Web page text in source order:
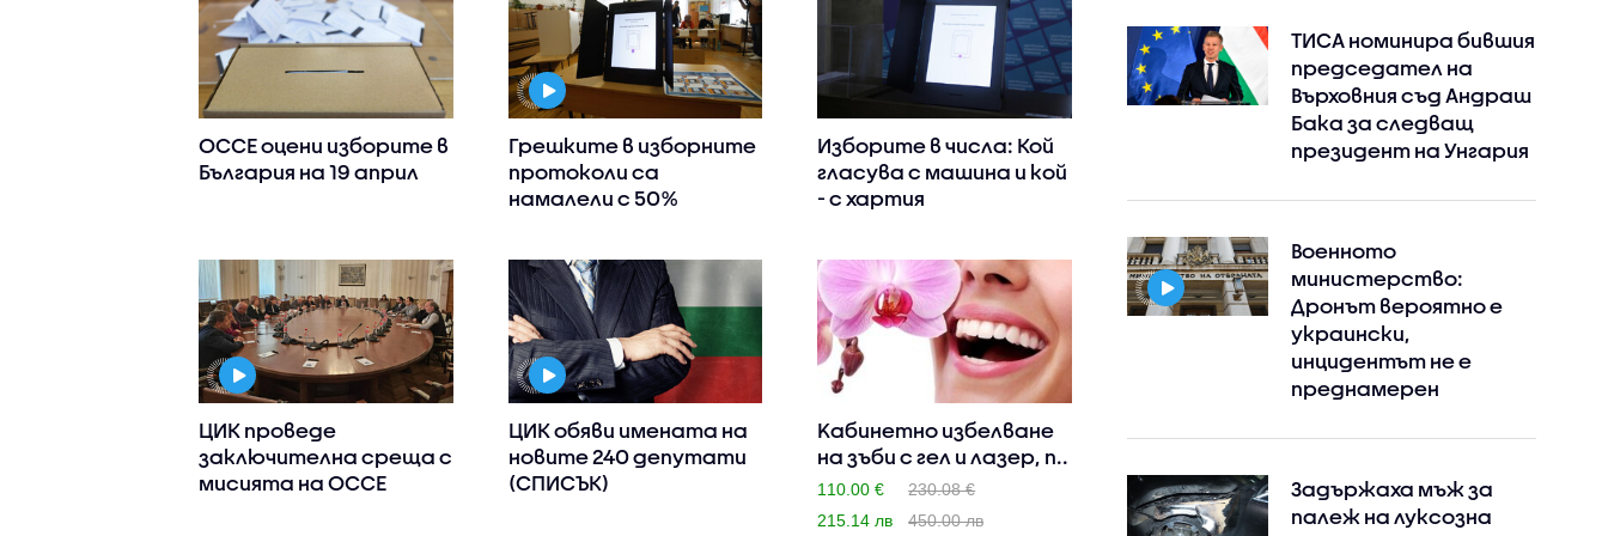
ОССЕ оцени изборите в
България на 19 април
Грешките в изборните
протоколи са
намалели с 50%
Изборите в числа: Кой
гласува с машина и кой
- с хартия
ЦИК проведе
заключителна среща с
мисията на ОССЕ
ЦИК обяви имената на
новите 240 депутати
(СПИСЪК)
Kабинетно избелване
на зъби с гел и лазер, п..
110.00 €
230.08 €
215.14 лв
450.00 лв
ТИСА номинира бившия
председател на
Върховния съд Андраш
Бака за следващ
президент на Унгария
Военното
министерство:
Дронът вероятно е
украински,
инцидентът не е
преднамерен
Задържаха мъж за
палеж на луксозна